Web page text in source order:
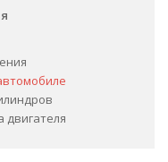
двигателя